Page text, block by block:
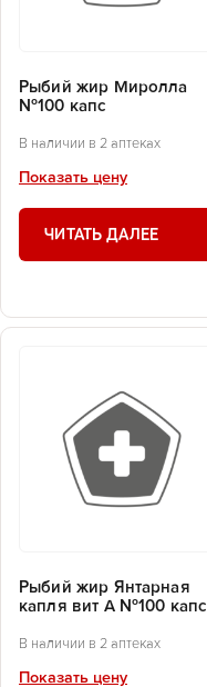
Рыбий жир Миролла
№100 капс
В наличии в 2 аптеках
Показать цену
ЧИТАТЬ ДАЛЕЕ
Рыбий жир Янтарная
капля вит А №100 капс
В наличии в 2 аптеках
Показать цену